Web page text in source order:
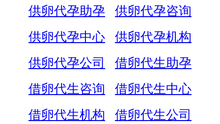
供卵代孕助孕
供卵代孕咨询
供卵代孕中心
供卵代孕机构
供卵代孕公司
借卵代生助孕
借卵代生咨询
借卵代生中心
借卵代生机构
借卵代生公司